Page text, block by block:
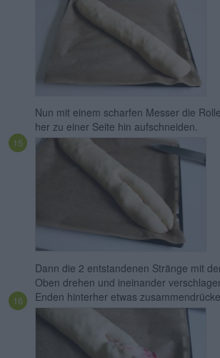
Nun mit einem scharfen Messer die
her zu einer Seite hin aufschneiden.
Dann die 2 entstandenen Stränge mit
Oben drehen und ineinander
Enden hinterher etwas